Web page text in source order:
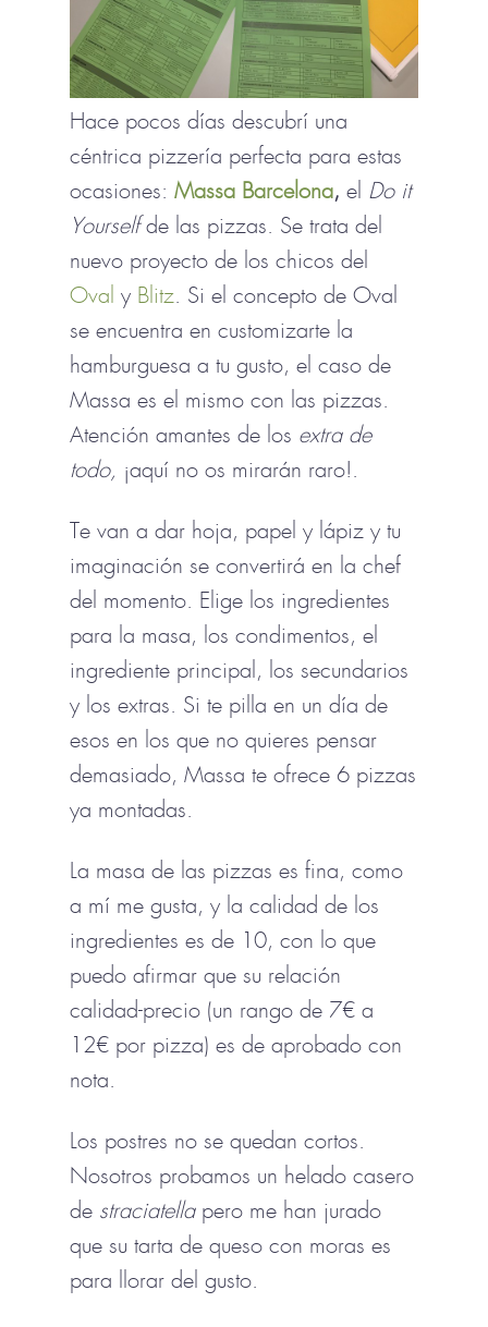
Hace pocos días descubrí una
céntrica pizzería perfecta para estas
ocasiones: Massa Barcelona, el Do it
Yourselfde las pizzas. Se trata del
nuevo proyecto de los chicos del
Oval y Blitz. Si el concepto de Oval
se encuentra en customizarte la
hamburguesa a tu gusto, el caso de
Massa es el mismo con las pizzas.
Atención amantes de los extra de
todo, ¡aquí no os mirarán raro!.
Te van a dar hoja, papel y lápiz y tu
imaginación se convertirá en la chef
del momento. Elige los ingredientes
para la masa, los condimentos, el
ingrediente principal, los secundarios
y los extras. Si te pilla en un día de
esos en los que no quieres pensar
demasiado, Massa te ofrece 6 pizzas
ya montadas.
La masa de las pizzas es fina, como
a mí me gusta, y la calidad de los
ingredientes es de 10, con lo que
puedo afirmar que su relación
calidad-precio (un rango de 7€ a
12€ por pizza) es de aprobado con
nota.
Los postres no se quedan cortos.
Nosotros probamos un helado casero
de straciatellapero me han jurado
que su tarta de queso con moras es
para llorar del gusto.